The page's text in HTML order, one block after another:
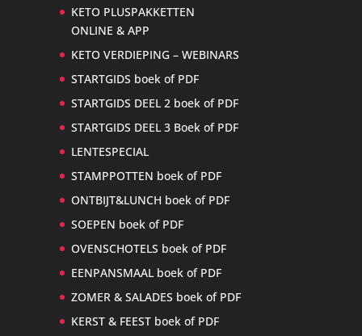
KETO PLUSPAKKETTEN
ONLINE & APP
KETO VERDIEPING – WEBINARS
STARTGIDS boek of PDF
STARTGIDS DEEL 2 boek of PDF
STARTGIDS DEEL 3 Boek of PDF
LENTESPECIAL
STAMPPOTTEN boek of PDF
ONTBIJT&LUNCH boek of PDF
SOEPEN boek of PDF
OVENSCHOTELS boek of PDF
EENPANSMAAL boek of PDF
ZOMER & SALADES boek of PDF
KERST & FEEST boek of PDF